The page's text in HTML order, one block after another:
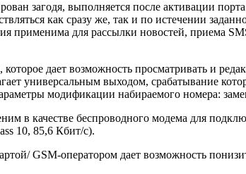
загодя, выполняется после активации
как сразу же, так и по истечении
для рассылки новостей, приема
дает возможность просматривать и
универсальным выходом, срабатывание
модификации набираемого номера:
качестве беспроводного модема для
10, 85,6 Кбит/с).
GSM-оператором дает возможность